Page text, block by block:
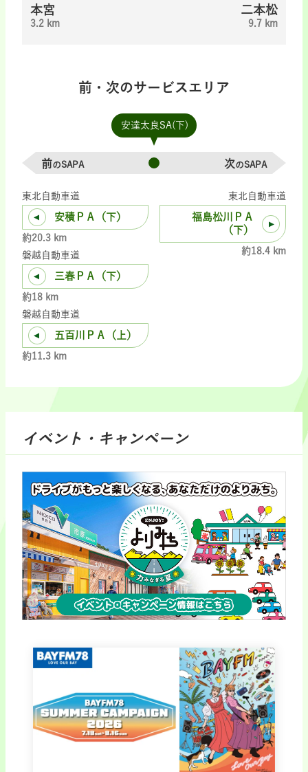
本宮
3.2 km
二本松
9.7 km
前・次のサービスエリア
安達太良SA(下)
前のSAPA 次のSAPA
東北自動車道
安積ＰＡ（下）
約20.3 km
磐越自動車道
三春ＰＡ（下）
約18 km
磐越自動車道
五百川ＰＡ（上）
約11.3 km
東北自動車道
福島松川ＰＡ
（下）
約18.4 km
イベント・キャンペーン